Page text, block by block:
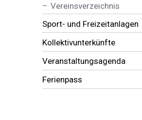
Vereinsverzeichnis
Sport- und Freizeitanlagen
Kollektivunterkünfte
Veranstaltungsagenda
Ferienpass